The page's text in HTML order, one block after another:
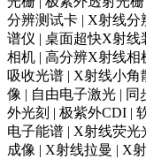
分辨测试卡 | X射线分
谱仪 | 桌面超快X射线
相机 | 高分辨X射线相
吸收光谱 | X射线小
像 | 自由电子激光 |
外光刻 | 极紫外CDI |
电子能谱 | X射线荧光
成像 | X射线拉曼 | X